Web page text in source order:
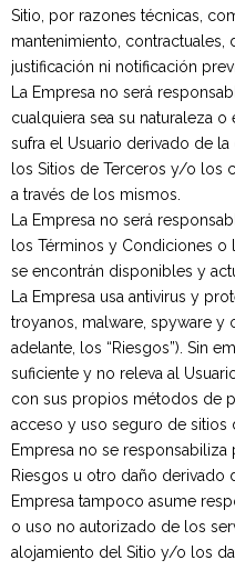
Contacto
Sitio, por razones técnicas,
mantenimiento, contractuales,
justificación ni notificación
La Empresa no será
cualquiera sea su naturaleza
sufra el Usuario derivado de
los Sitios de Terceros y/o los
a través de los mismos.
La Empresa no será
los Términos y Condiciones o
se encontrán disponibles y
La Empresa usa antivirus y
troyanos, malware, spyware y
adelante, los “Riesgos”). Sin
suficiente y no releva al
con sus propios métodos de
acceso y uso seguro de sitios
Empresa no se
Riesgos u otro daño derivado
Empresa tampoco asume
o uso no autorizado de los
alojamiento del Sitio y/o los